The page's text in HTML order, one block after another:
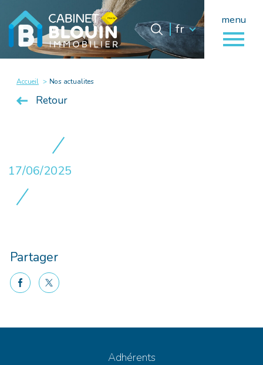
menu
Langue
fr
Accueil 0 Langue
fr
Accueil Nos actualites
Retour
17/06/2025
Partager
facebooktwitter
Adhérents